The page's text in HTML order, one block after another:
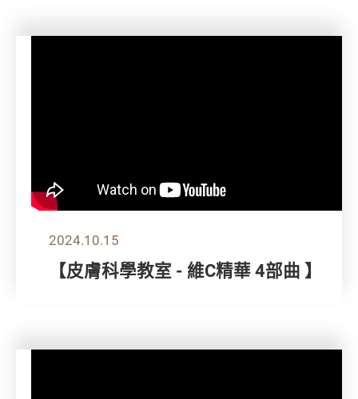
2024.10.15
【皮膚科學教室 - 維C精華 4部曲 】